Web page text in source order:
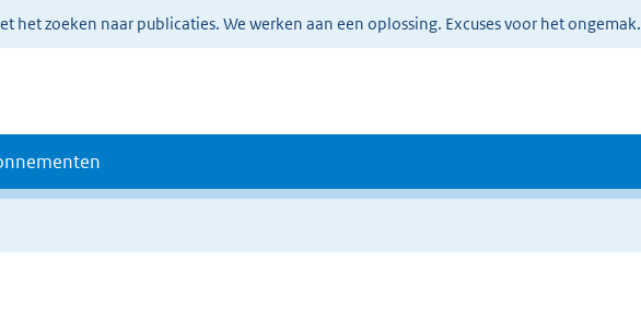
het zoeken naar publicaties. We werken aan een oplossing. Excuses voor het ongemak.